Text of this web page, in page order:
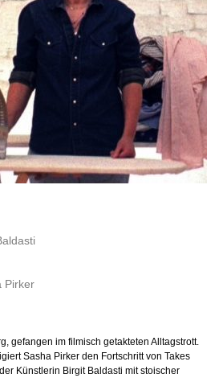
Pirker
gefangen im filmisch getakteten Alltagstrott.
Sasha Pirker den Fortschritt von Takes
Künstlerin Birgit Baldasti mit stoischer